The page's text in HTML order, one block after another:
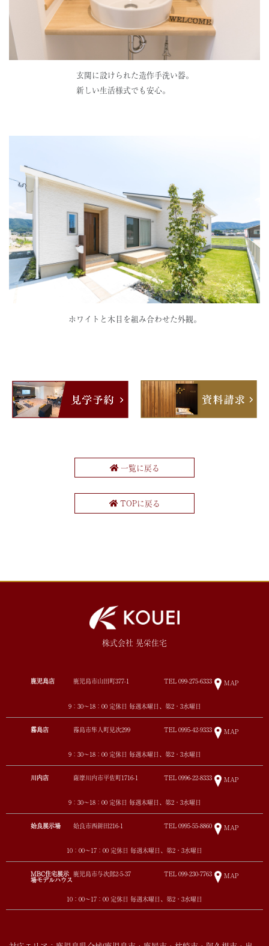
玄関に設けられた造作手洗い器。
新しい生活様式でも安心。
ホワイトと木目を組み合わせた外観。
一覧に戻る
TOPに戻る
株式会社 晃栄住宅
鹿児島店 鹿児島市山田町377-1 TEL 099-275-6333 MAP
9：30～18：00 定休日 毎週木曜日、第2・3水曜日
霧島店 霧島市隼人町見次299 TEL 0995-42-9333 MAP
9：30～18：00 定休日 毎週木曜日、第2・3水曜日
川内店 薩摩川内市平佐町1716-1 TEL 0996-22-8333 MAP
9：30～18：00 定休日 毎週木曜日、第2・3水曜日
姶良展示場 姶良市西餅田216-1 TEL 0995-55-8860 MAP
10：00～17：00 定休日 毎週木曜日、第2・3水曜日
MBC住宅展示
場モデルハウス
鹿児島市与次郎2-5-37 TEL 099-230-7763 MAP
10：00～17：00 定休日 毎週木曜日、第2・3水曜日